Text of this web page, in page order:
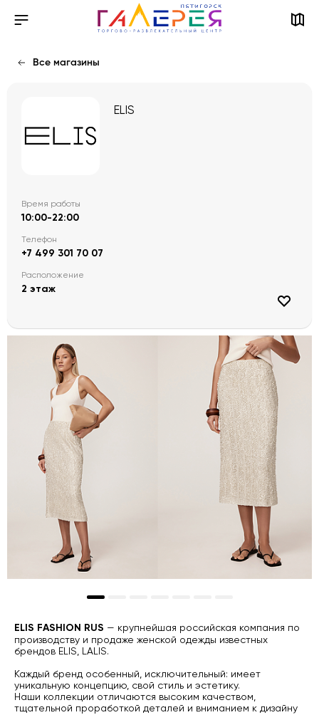
Все магазины
ELIS
Время работы
10:00-22:00
Телефон
+7 499 301 70 07
Расположение
2 этаж
ELIS FASHION RUS — крупнейшая российская компания по
производству и продаже женской одежды известных
брендов ELIS, LALIS.
Каждый бренд особенный, исключительный: имеет
уникальную концепцию, свой стиль и эстетику.
Наши коллекции отличаются высоким качеством,
тщательной проработкой деталей и вниманием к дизайну